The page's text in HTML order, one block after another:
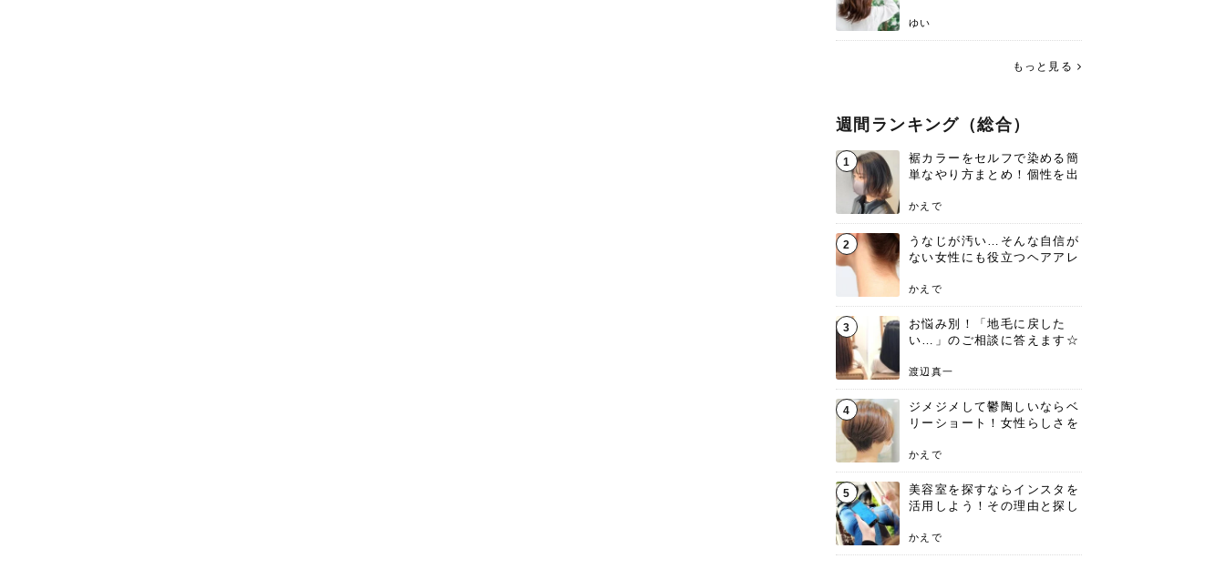
サージ
ゆい
もっと見る
週間ランキング（総合）
1
裾カラーをセルフで染める簡
単なやり方まとめ！個性を出
かえで
2
うなじが汚い…そんな自信が
ない女性にも役立つヘアアレ
かえで
3
お悩み別！「地毛に戻した
い…」のご相談に答えます☆
渡辺真一
4
ジメジメして鬱陶しいならベ
リーショート！女性らしさを
かえで
5
美容室を探すならインスタを
活用しよう！その理由と探し
かえで